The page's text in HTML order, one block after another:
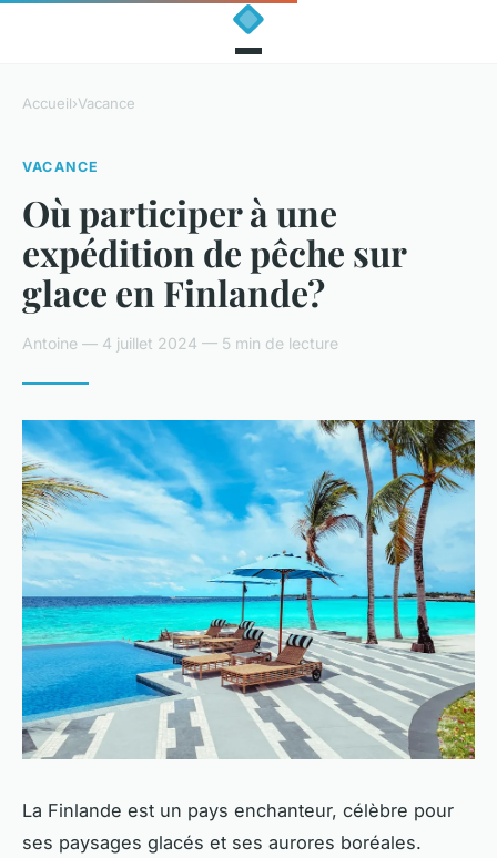
Accueil›Vacance
VACANCE
Où participer à une
expédition de pêche sur
glace en Finlande?
Antoine — 4 juillet 2024 — 5 min de lecture
La Finlande est un pays enchanteur, célèbre pour
ses paysages glacés et ses aurores boréales.